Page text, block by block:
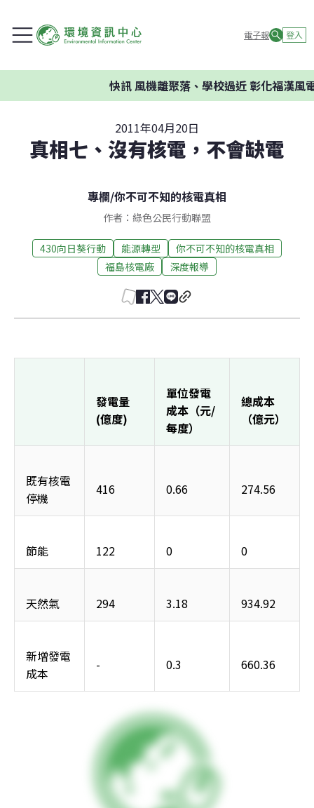
電子報 登入
快訊風機離聚落、學校過近 彰化福漢風電
2011年04月20日
真相七、沒有核電，不會缺電
專欄/你不可不知的核電真相
作者：綠色公民行動聯盟
430向日葵行動 能源轉型
你不可不知的核電真相
福島核電廠
深度報導
發電量
(億度)
單位發電
成本（元/
每度）
總成本
（億元）
既有核電
停機
416 0.66 274.56
節能 122 0 0
天然氣 294 3.18 934.92
新增發電
成本
- 0.3 660.36